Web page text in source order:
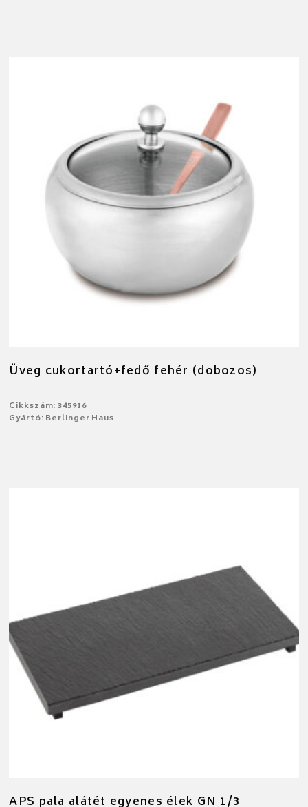
Üveg cukortartó+fedő fehér (dobozos)
Cikkszám: 345916
Gyártó: Berlinger Haus
APS pala alátét egyenes élek GN 1/3